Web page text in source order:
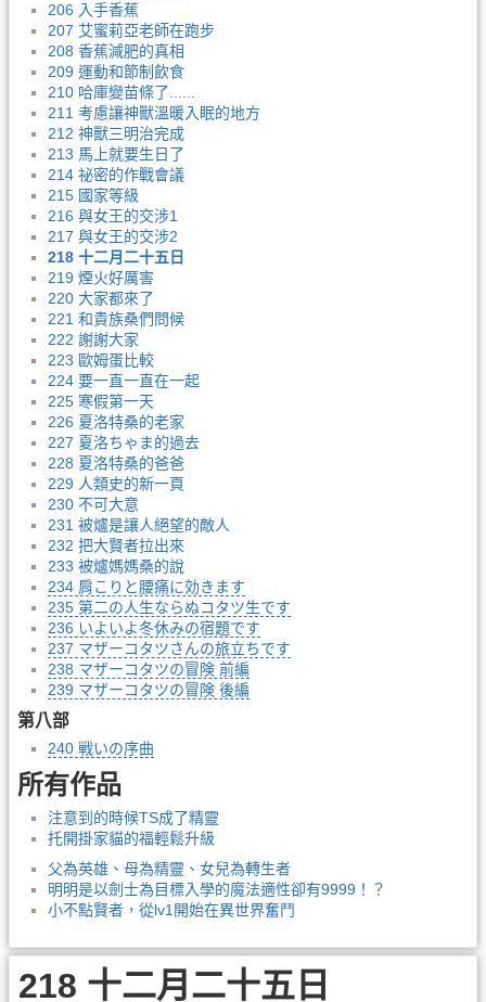
206 入手香蕉
207 艾蜜莉亞老師在跑步
208 香蕉減肥的真相
209 運動和節制飲食
210 哈庫變苗條了......
211 考慮讓神獸溫暖入眠的地方
212 神獸三明治完成
213 馬上就要生日了
214 祕密的作戰會議
215 國家等級
216 與女王的交涉1
217 與女王的交涉2
218 十二月二十五日
219 煙火好厲害
220 大家都來了
221 和貴族桑們問候
222 謝謝大家
223 歐姆蛋比較
224 要一直一直在一起
225 寒假第一天
226 夏洛特桑的老家
227 夏洛ちゃま的過去
228 夏洛特桑的爸爸
229 人類史的新一頁
230 不可大意
231 被爐是讓人絕望的敵人
232 把大賢者拉出來
233 被爐媽媽桑的說
234 肩こりと腰痛に効きます
235 第二の人生ならぬコタツ生です
236 いよいよ冬休みの宿題です
237 マザーコタツさんの旅立ちです
238 マザーコタツの冒険 前編
239 マザーコタツの冒険 後編
第八部
240 戦いの序曲
所有作品
注意到的時候TS成了精靈
托開掛家貓的福輕鬆升級
父為英雄、母為精靈、女兒為轉生者
明明是以劍士為目標入學的魔法適性卻有9999！？
小不點賢者，從lv1開始在異世界奮鬥
218 十二月二十五日